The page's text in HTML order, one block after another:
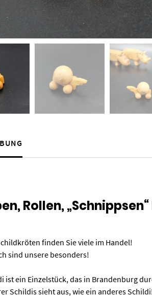
Rollen,
finden Sie viele im Handel!
sind unsere besonders!
ist ein Einzelstück, das in Brandenburg
Schildis sieht aus, wie ein anderes